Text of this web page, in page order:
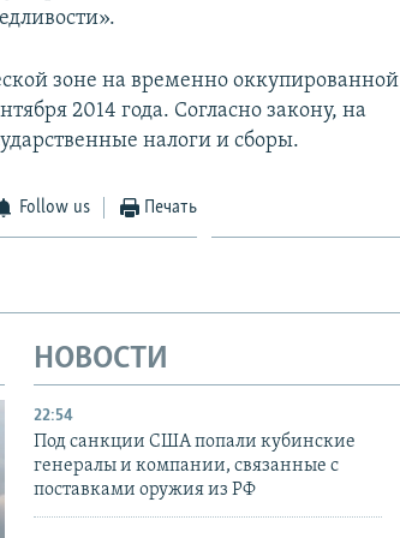
зоне на временно оккупированной
2014 года. Согласно закону, на
налоги и сборы.
Follow us Печать
НОВОСТИ
22:54
Под санкции США попали кубинские
генералы и компании, связанные с
поставками оружия из РФ